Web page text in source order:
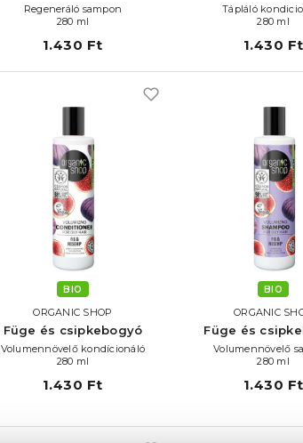
Regeneráló sampon
280 ml
1.430 Ft
Tápláló
280 ml
1.430 Ft
BIO
ORGANIC SHOP
Füge és csipkebogyó
Volumennövelő kondícionáló
280 ml
1.430 Ft
BIO
ORGANIC
Füge és
Volumennövelő
280 ml
1.430 Ft